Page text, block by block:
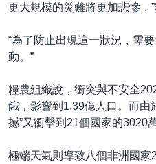
更大規模的災難將更加悲慘，”
“為了防止出現這一狀況，需
動。”
糧農組織說，衝突與不安全
餓，影響到1.39億人口。而由
撼”又衝擊到21個國家的3020
極端天氣則導致八個非洲國